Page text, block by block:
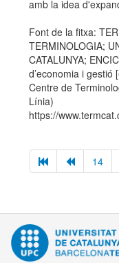
amb la idea
Font de la fitxa:
TERMINOLOGIA;
CATALUNYA;
d’economia i gestió
Centre de
Línia)
https://
14